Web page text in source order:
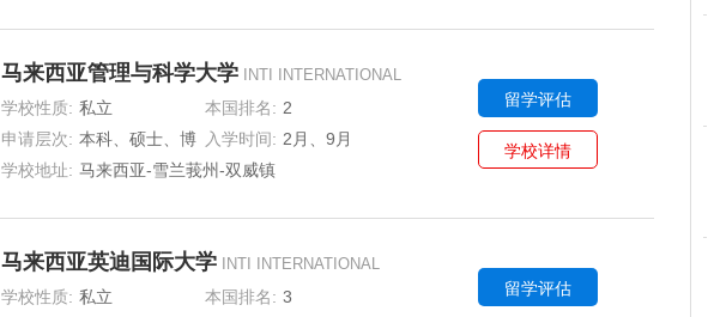
马来西亚管理与科学大学 INTI INTERNATIONAL
UNIVERSITY
学校性质: 私立 本国排名: 2
申请层次: 本科、硕士、博
士
入学时间: 2月、9月
学校地址: 马来西亚-雪兰莪州-双威镇
留学评估
学校详情
马来西亚英迪国际大学 INTI INTERNATIONAL
UNIVERSITY
学校性质: 私立 本国排名: 3
留学评估